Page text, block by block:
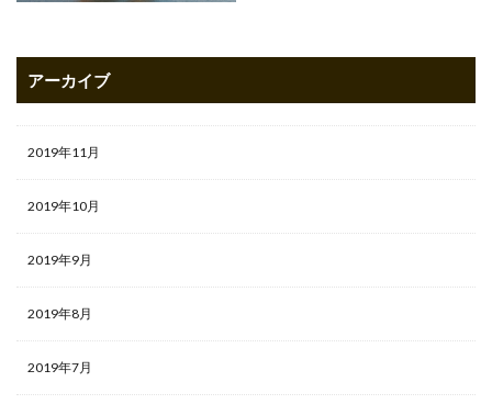
アーカイブ
2019年11月
2019年10月
2019年9月
2019年8月
2019年7月